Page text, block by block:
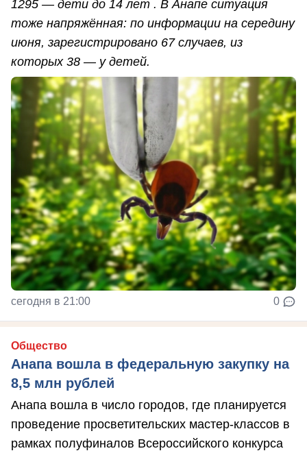
1295 — дети до 14 лет . В Анапе ситуация
тоже напряжённая: по информации на середину
июня, зарегистрировано 67 случаев, из
которых 38 — у детей.
сегодня в 21:00 0
Общество
Анапа вошла в федеральную закупку на
8,5 млн рублей
Анапа вошла в число городов, где планируется
проведение просветительских мастер-классов в
рамках полуфиналов Всероссийского конкурса